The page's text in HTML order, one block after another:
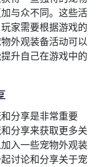
与众不同。这些活
家需要根据游戏的
外观装备活动可以
升自己在游戏中的
分享是非常重要
分享来获取更多关
入一些宠物外观装
讨论和分享关于宠